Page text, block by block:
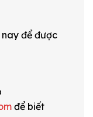
để được
để biết